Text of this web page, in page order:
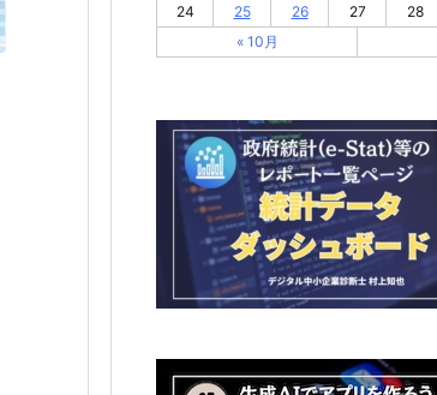
24
25 26 27 28
« 10月